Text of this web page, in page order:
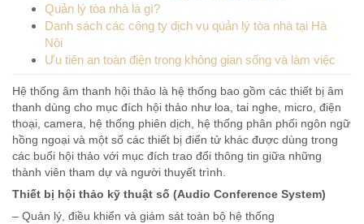
Quản lý tòa nhà là gì?
Danh sách các công ty dịch vụ quản lý tòa nhà tại Hà
Nội
Ưu tiên an toàn điện trong không gian sống và làm việc
Hệ thống âm thanh hội thảo là hệ thống bao gồm các thiết bị âm
thanh dùng cho mục đích hội thảo như loa, tai nghe, micro, điện
thoại, camera, hệ thống phiên dịch, hệ thống phân phối ngôn ngữ
hồng ngoại và một số các thiết bị điển tử khác được dùng trong
các buổi hội thảo với mục đích trao đổi thông tin giữa những
thành viên tham dự và người thuyết trình.
Thiết bị hội thảo kỹ thuật số (Audio Conference System)
– Quản lý, điều khiển và giám sát toàn bộ hệ thống